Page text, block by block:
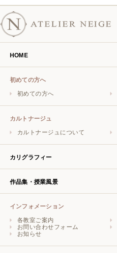
HOME
初めての方へ
初めての方へ
カルトナージュ
カルトナージュについて
カリグラフィー
作品集・授業風景
インフォメーション
各教室ご案内
お問い合わせフォーム
お知らせ